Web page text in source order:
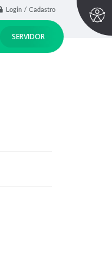
Login / Cadastro
SERVIDOR